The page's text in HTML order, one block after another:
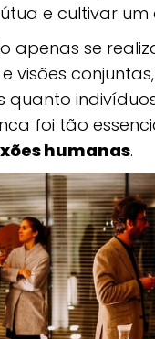
e cultivar
apenas se
visões
foi tão
humanas.